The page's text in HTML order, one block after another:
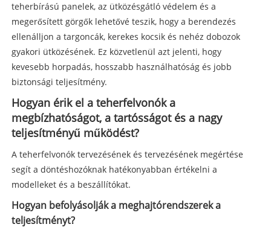
teherbírású panelek, az ütközésgátló védelem és a
megerősített görgők lehetővé teszik, hogy a berendezés
ellenálljon a targoncák, kerekes kocsik és nehéz dobozok
gyakori ütközésének. Ez közvetlenül azt jelenti, hogy
kevesebb horpadás, hosszabb használhatóság és jobb
biztonsági teljesítmény.
Hogyan érik el a teherfelvonók a
megbízhatóságot, a tartósságot és a nagy
teljesítményű működést?
A teherfelvonók tervezésének és tervezésének megértése
segít a döntéshozóknak hatékonyabban értékelni a
modelleket és a beszállítókat.
Hogyan befolyásolják a meghajtórendszerek a
teljesítményt?